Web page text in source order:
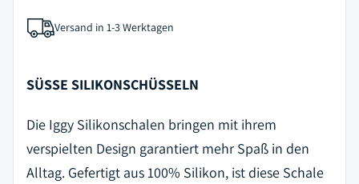
Versand in 1-3 Werktagen
SÜSSE SILIKONSCHÜSSELN
Die Iggy Silikonschalen bringen mit ihrem
verspielten Design garantiert mehr Spaß in den
Alltag. Gefertigt aus 100% Silikon, ist diese Schale